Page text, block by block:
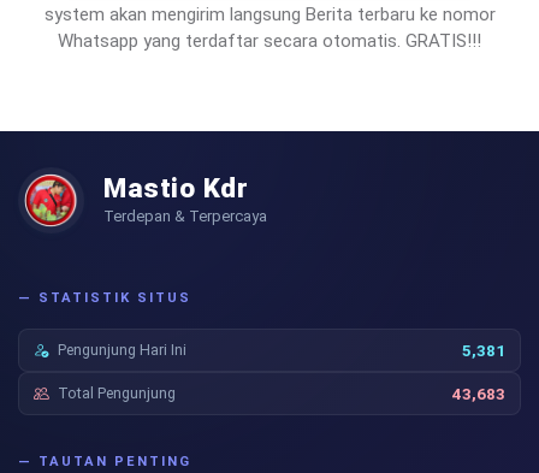
system akan mengirim langsung Berita terbaru ke nomor
Whatsapp yang terdaftar secara otomatis. GRATIS!!!
Mastio Kdr
Terdepan & Terpercaya
— STATISTIK SITUS
Pengunjung Hari Ini 5,381
Total Pengunjung 43,683
— TAUTAN PENTING